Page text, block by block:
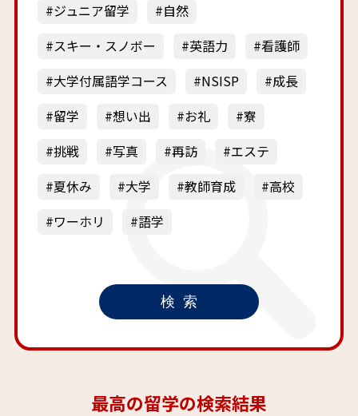
ジュニア留学
自然
スキー・スノボー
英語力
看護師
大学付属語学コース
NSISP
成長
留学
想い出 お礼
寮
挑戦
写真 再訪
エステ
夏休み
大学 教師育成
高校
ワーホリ
語学
最高の留学の検索結果